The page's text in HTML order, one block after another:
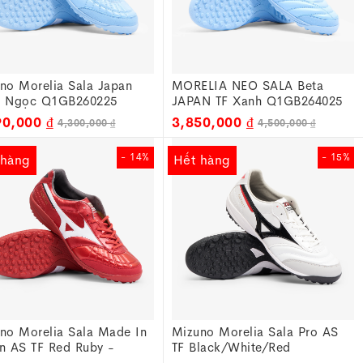
Bản với các tiêu chuẩn khắt khe dành cho cầu thủ
nước và hạn chế bám bẩn.
các dòng phổ thông), giúp giày ôm chân hoàn hảo,
đấu.
biệt thoải mái cho chân bè.
chích mũi và vé gầm.
và sự linh hoạt
Morelia Sala Japan
Ngọc Q1GB260225
₫ 4,300,000 ₫
MORELIA NEO SALA Beta
JAPAN TF Xanh Q1GB264025
3,850,000 ₫ 4,500,000 ₫
- 14%
Morelia Sala Made In
AS TF Red Ruby -
- 15%
Mizuno Morelia Sala Pro AS
TF Black/White/Red
Hết hàng